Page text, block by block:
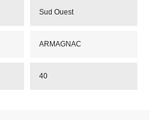
Sud Ouest
ARMAGNAC
40